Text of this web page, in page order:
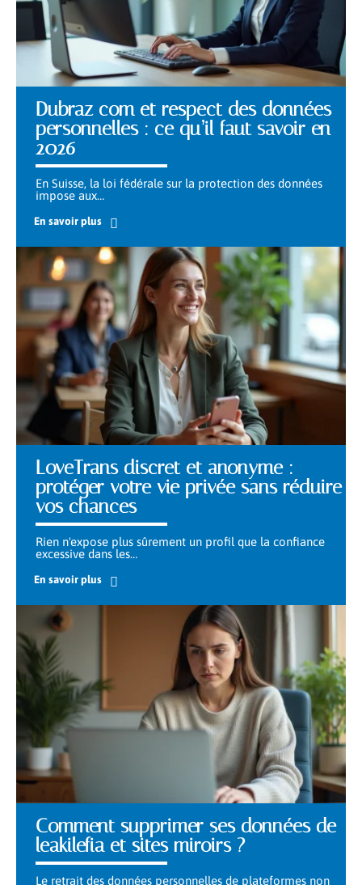
Dubraz com et respect des données
personnelles : ce qu’il faut savoir en
2026
En Suisse, la loi fédérale sur la protection des données
impose aux…
En savoir plus
LoveTrans discret et anonyme :
protéger votre vie privée sans réduire
vos chances
Rien n'expose plus sûrement un profil que la confiance
excessive dans les…
En savoir plus
Comment supprimer ses données de
leakilefia et sites miroirs ?
Le retrait des données personnelles de plateformes non